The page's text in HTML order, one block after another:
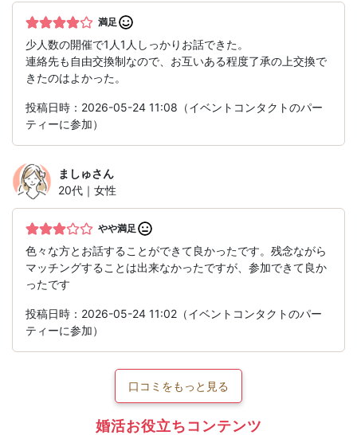
満足
少人数の開催で1人1人しっかりお話できた。
連絡先も自由交換制なので、お互いある程度了承の上交換で
きたのはよかった。
投稿日時：2026-05-24 11:08（イベントコンタクトのパー
ティーに参加）
ましゅさん
20代｜女性
やや満足
色々な方とお話することができて良かったです。残念ながら
マッチングすることは出来なかったですが、参加できて良か
ったです
投稿日時：2026-05-24 11:02（イベントコンタクトのパー
ティーに参加）
口コミをもっと見る
婚活お役立ちコンテンツ